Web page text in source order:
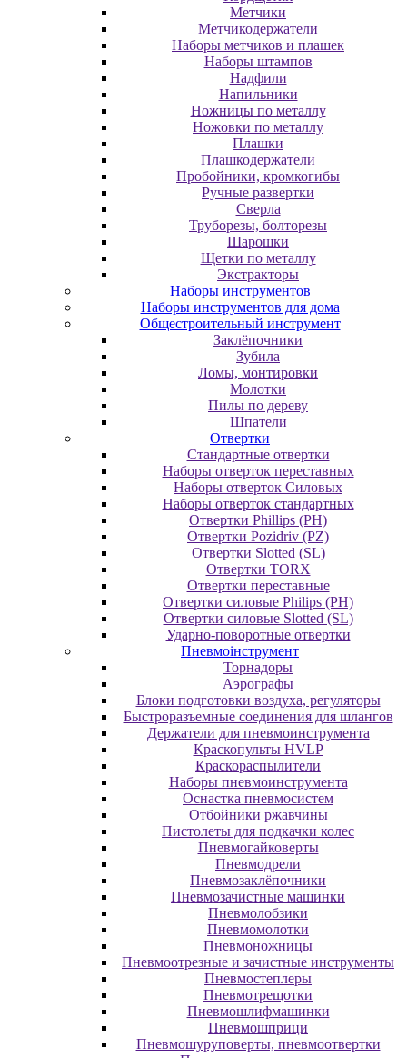
Метчики
Метчикодержатели
Наборы метчиков и плашек
Наборы штампов
Надфили
Напильники
Ножницы по металлу
Ножовки по металлу
Плашки
Плашкодержатели
Пробойники, кромкогибы
Ручные развертки
Сверла
Труборезы, болторезы
Шарошки
Щетки по металлу
Экcтpaктopы
Наборы инструментов
Наборы инструментов для дома
Общестроительный инструмент
Заклёпочники
Зубила
Ломы, монтировки
Молотки
Пилы по дереву
Шпатели
Отвертки
Cтандартные отвертки
Наборы отверток переставных
Наборы отверток Силовых
Наборы отверток стандартных
Отвертки Phillips (PH)
Отвертки Pozidriv (PZ)
Отвертки Slotted (SL)
Отвертки TORX
Отвертки переставные
Отвертки силовые Philips (PH)
Отвертки силовые Slotted (SL)
Ударно-поворотные отвертки
Пневмоінструмент
Topнaдopы
Аэрографы
Блоки подготовки воздуха, регуляторы
Быстроразъемные соединения для шлангов
Держатели для пневмоинструмента
Краскопульты HVLP
Краскораспылители
Наборы пневмоинструмента
Оснастка пневмосистем
Отбойники ржавчины
Пистолеты для подкачки колес
Пневмогайковерты
Пневмодрели
Пневмозаклёпочники
Пневмозачистные машинки
Пневмолобзики
Пневмомолотки
Пневмоножницы
Пневмоотрезные и зачистные инструменты
Пневмостеплеры
Пневмотрещотки
Пневмошлифмашинки
Пневмошприци
Пневмошуруповерты, пневмоотвертки